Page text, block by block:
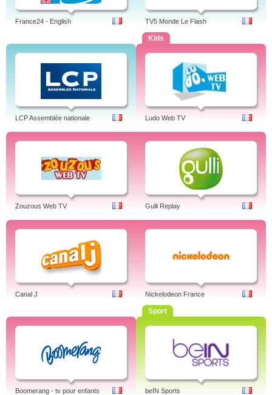
France24 - English TV5 Monde Le Flash
LCP Assemblée nationale
Kids
Ludo Web TV
Zouzous Web TV Gulli Replay
Canal J Nickelodeon France
Boomerang - tv pour enfants
Sport
beIN Sports